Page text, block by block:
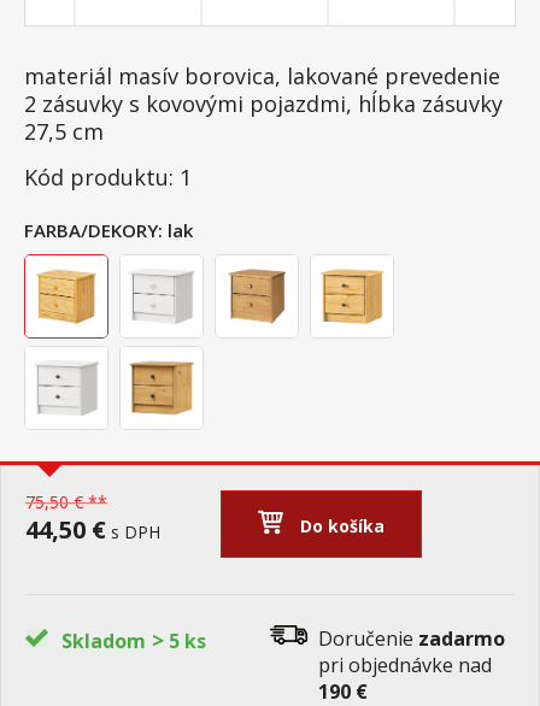
materiál masív borovica, lakované prevedenie
2 zásuvky s kovovými pojazdmi, hĺbka zásuvky
27,5 cm
Kód produktu: 1
FARBA/DEKORY: lak
75,50 € **
44,50 € s DPH Do košíka
Skladom > 5 ks Doručenie zadarmo
pri objednávke nad
190 €